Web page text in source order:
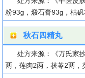
粉93g，煅石膏93g，枯
秋石四精丸
处方来源：《万氏家
两，莲肉2两，茯苓2两，